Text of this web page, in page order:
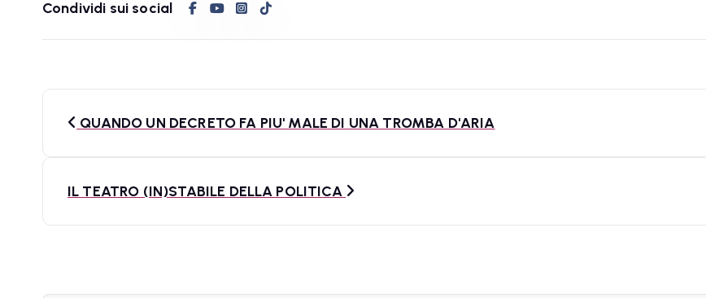
Condividi sui social
QUANDO UN DECRETO FA PIU' MALE DI UNA TROMBA D'ARIA
IL TEATRO (IN)STABILE DELLA POLITICA